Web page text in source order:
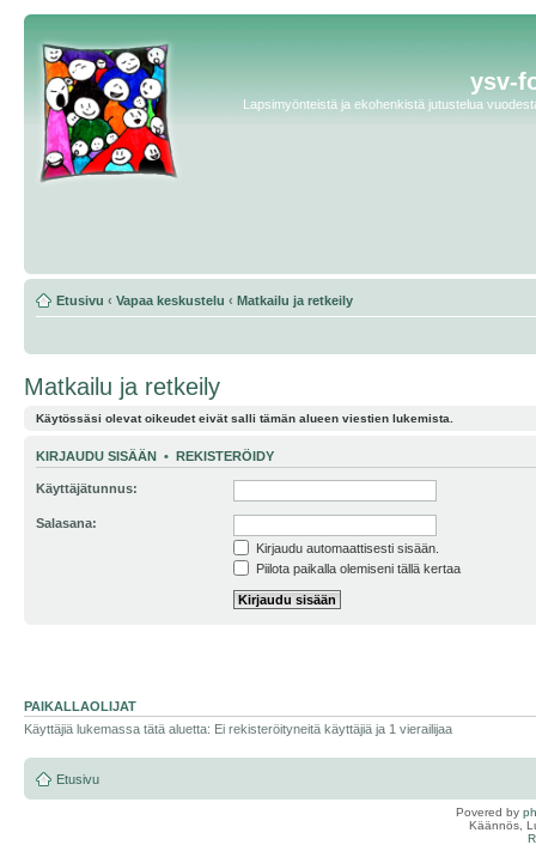
ysv-
Lapsimyönteistä ja ekohenkistä jutustelua
Etusivu ‹ Vapaa keskustelu ‹ Matkailu ja retkeily
Matkailu ja retkeily
Käytössäsi olevat oikeudet eivät salli tämän alueen viestien lukemista.
KIRJAUDU SISÄÄN • REKISTERÖIDY
Käyttäjätunnus:
Salasana:
Kirjaudu automaattisesti sisään.
Piilota paikalla olemiseni tällä kertaa
PAIKALLAOLIJAT
Käyttäjiä lukemassa tätä aluetta: Ei rekisteröityneitä käyttäjiä ja 1 vierailijaa
Etusivu
Povered by
Käännös,